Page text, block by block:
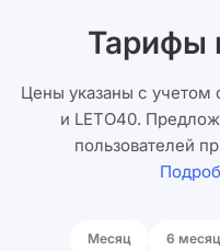
Тарифы
Цены указаны с учетом
и LETO40.
пользователей
Месяц 6